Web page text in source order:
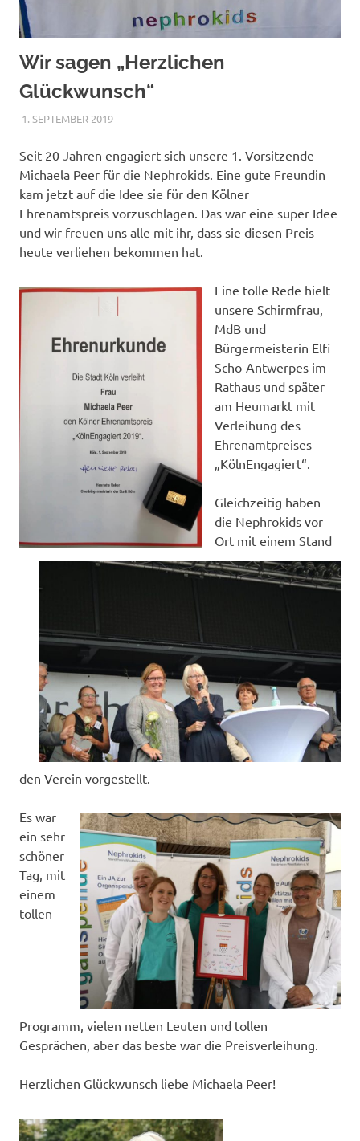
Wir sagen „Herzlichen
Glückwunsch“
1. SEPTEMBER 2019NICOLE.BETH
ALLGEMEIN
Seit 20 Jahren engagiert sich unsere 1. Vorsitzende
Michaela Peer für die Nephrokids. Eine gute Freundin
kam jetzt auf die Idee sie für den Kölner
Ehrenamtspreis vorzuschlagen. Das war eine super Idee
und wir freuen uns alle mit ihr, dass sie diesen Preis
heute verliehen bekommen hat.
Eine tolle Rede hielt
unsere Schirmfrau,
MdB und
Bürgermeisterin Elfi
Scho-Antwerpes im
Rathaus und später
am Heumarkt mit
Verleihung des
Ehrenamtpreises
„KölnEngagiert“.
Gleichzeitig haben
die Nephrokids vor
Ort mit einem Stand
den Verein vorgestellt.
Es war
ein sehr
schöner
Tag, mit
einem
tollen
Programm, vielen netten Leuten und tollen
Gesprächen, aber das beste war die Preisverleihung.
Herzlichen Glückwunsch liebe Michaela Peer!